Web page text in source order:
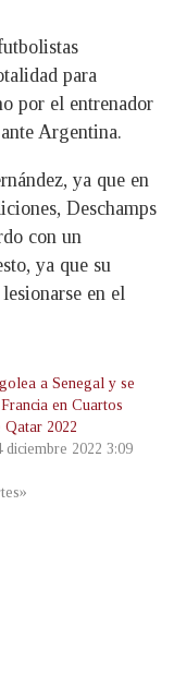
para
por el entrenador
Argentina.
ya que en
Deschamps
con un
ya que su
en el
a Senegal y se
en Cuartos
Qatar 2022
diciembre 2022 3:09